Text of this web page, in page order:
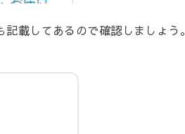
載してあるので確認しましょう。